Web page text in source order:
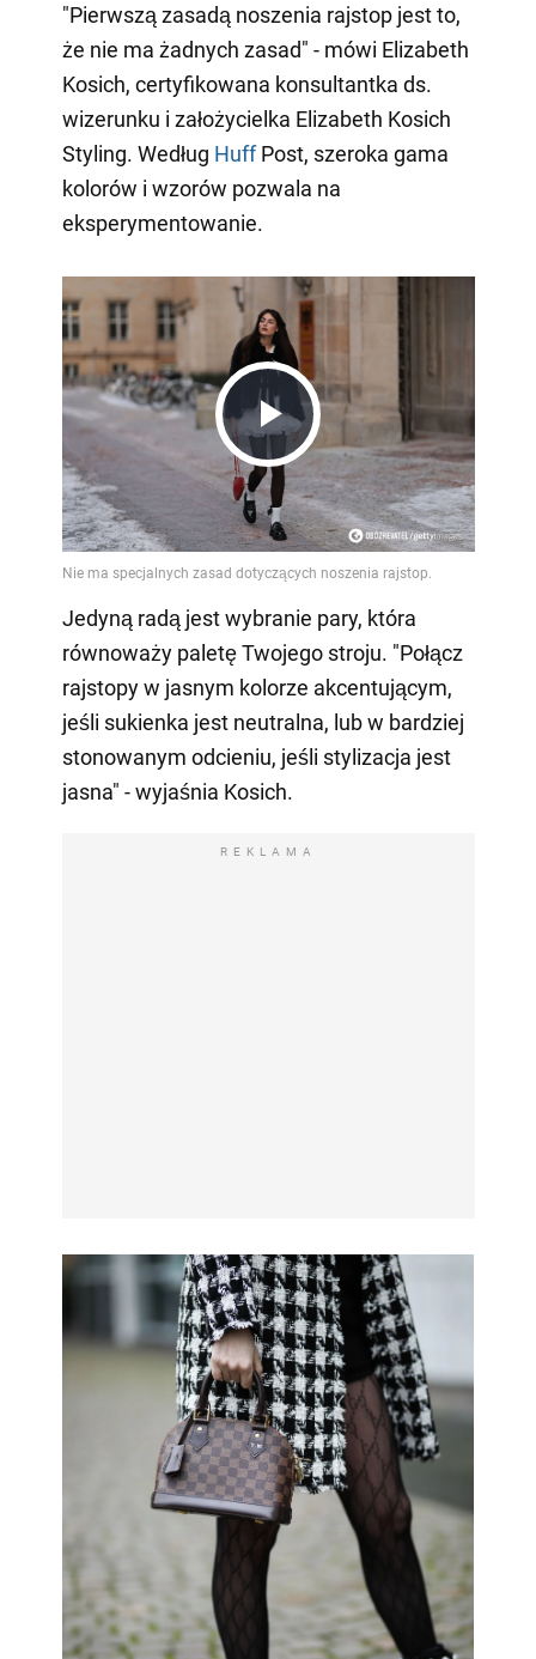
"Pierwszą zasadą noszenia rajstop jest to,
że nie ma żadnych zasad" - mówi Elizabeth
Kosich, certyfikowana konsultantka ds.
wizerunku i założycielka Elizabeth Kosich
Styling. Według HuffPost, szeroka gama
kolorów i wzorów pozwala na
eksperymentowanie.
Play
Video
Jedyną radą jest wybranie pary, która
równoważy paletę Twojego stroju. "Połącz
rajstopy w jasnym kolorze akcentującym,
jeśli sukienka jest neutralna, lub w bardziej
stonowanym odcieniu, jeśli stylizacja jest
jasna" - wyjaśnia Kosich.
REKLAMA